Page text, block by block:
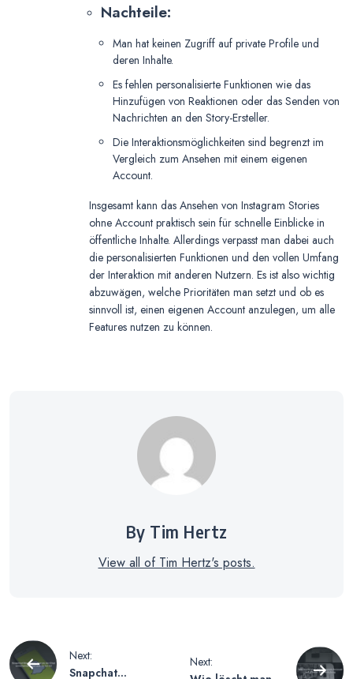
Nachteile:
Man hat keinen Zugriff auf private Profile und
deren Inhalte.
Es fehlen personalisierte Funktionen wie das
Hinzufügen von Reaktionen oder das Senden von
Nachrichten an den Story-Ersteller.
Die Interaktionsmöglichkeiten sind begrenzt im
Vergleich zum Ansehen mit einem eigenen
Account.
Insgesamt kann das Ansehen von Instagram Stories
ohne Account praktisch sein für schnelle Einblicke in
öffentliche Inhalte. Allerdings verpasst man dabei auch
die personalisierten Funktionen und den vollen Umfang
der Interaktion mit anderen Nutzern. Es ist also wichtig
abzuwägen, welche Prioritäten man setzt und ob es
sinnvoll ist, einen eigenen Account anzulegen, um alle
Features nutzen zu können.
By Tim Hertz
View all of Tim Hertz's posts.
Beitragsnavigation
Next:
Snapchat
Next: